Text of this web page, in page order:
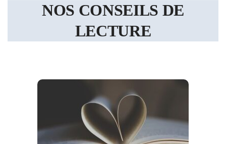
NOS CONSEILS DE
LECTURE